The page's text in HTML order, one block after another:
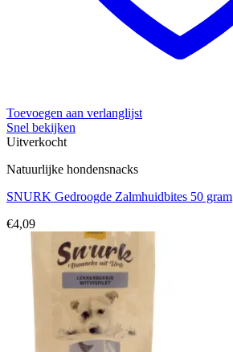
Toevoegen aan verlanglijst
Snel bekijken
Uitverkocht
Natuurlijke hondensnacks
SNURK Gedroogde Zalmhuidbites 50 gram
€4,09